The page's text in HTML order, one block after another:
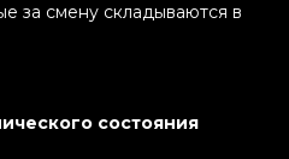
за смену складываются в
состояния